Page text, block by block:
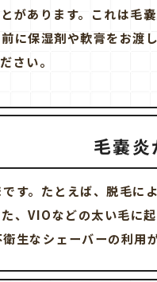
があります。これは毛
に保湿剤や軟膏をお
さい。
毛嚢炎
す。たとえば、脱毛に
、VIOなどの太い毛に
生なシェーバーの利用